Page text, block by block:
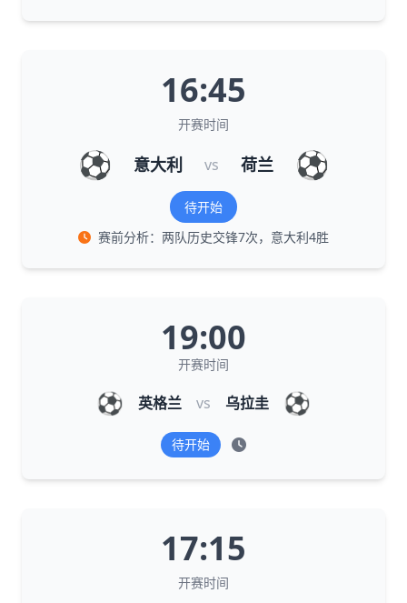
16:45
开赛时间
⚽ 意大利 vs 荷兰 ⚽
待开始
赛前分析：两队历史交锋7次，意大利4胜
19:00
开赛时间
⚽ 英格兰 vs 乌拉圭 ⚽
待开始
17:15
开赛时间